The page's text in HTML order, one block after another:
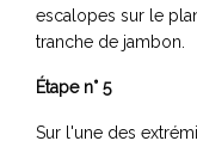
escalopes sur le
tranche de jambon.
Étape n° 5
Sur l'une des